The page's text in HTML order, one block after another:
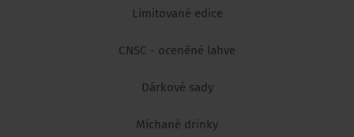
Limitované edice
CNSC - oceněné lahve
Dárkové sady
Míchané drinky